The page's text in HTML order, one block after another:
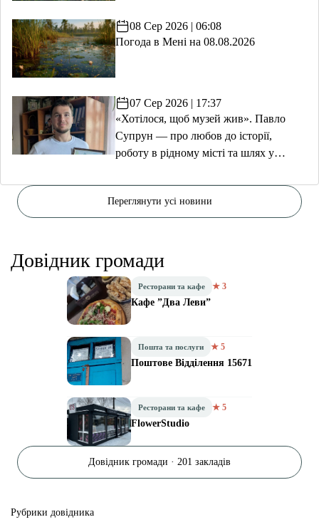
08 Сер 2026 | 06:08
Погода в Мені на 08.08.2026
07 Сер 2026 | 17:37
«Хотілося, щоб музей жив». Павло
Супрун — про любов до історії,
роботу в рідному місті та шлях у
Переглянути усі новини
Довідник громади
Ресторани та кафе ★ 3
Кафе ”Два Леви”
Пошта та послуги ★ 5
Поштове Відділення 15671
Ресторани та кафе ★ 5
FlowerStudio
Довідник громади · 201 закладів
Рубрики довідника